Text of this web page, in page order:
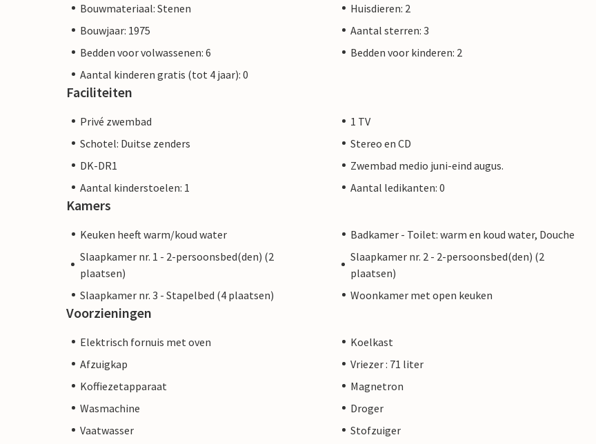
Bouwmateriaal: Stenen
Huisdieren: 2
Bouwjaar: 1975
Aantal sterren: 3
Bedden voor volwassenen: 6
Bedden voor kinderen: 2
Aantal kinderen gratis (tot 4 jaar): 0
Faciliteiten
Privé zwembad
1 TV
Schotel: Duitse zenders
Stereo en CD
DK-DR1
Zwembad medio juni-eind augus.
Aantal kinderstoelen: 1
Aantal ledikanten: 0
Kamers
Keuken heeft warm/koud water
Badkamer - Toilet: warm en koud water, Douche
Slaapkamer nr. 1 - 2-persoonsbed(den) (2
plaatsen)
Slaapkamer nr. 2 - 2-persoonsbed(den) (2
plaatsen)
Slaapkamer nr. 3 - Stapelbed (4 plaatsen)
Woonkamer met open keuken
Voorzieningen
Elektrisch fornuis met oven
Koelkast
Afzuigkap
Vriezer : 71 liter
Koffiezetapparaat
Magnetron
Wasmachine
Droger
Vaatwasser
Stofzuiger